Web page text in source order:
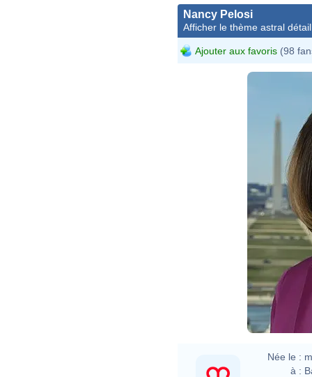
Nancy Pelosi
Afficher le thème astral
Ajouter aux favoris (98
Née le :
à :